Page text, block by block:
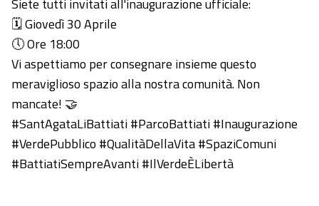
🗓 Giovedì 30 Aprile
🕔 Ore 18:00
Vi aspettiamo per consegnare insieme questo
meraviglioso spazio alla nostra comunità. Non
mancate! 🤝
#SantAgataLiBattiati #ParcoBattiati #Inaugurazione
#VerdePubblico #QualitàDellaVita #SpaziComuni
#BattiatiSempreAvanti #IlVerdeÈLibertà